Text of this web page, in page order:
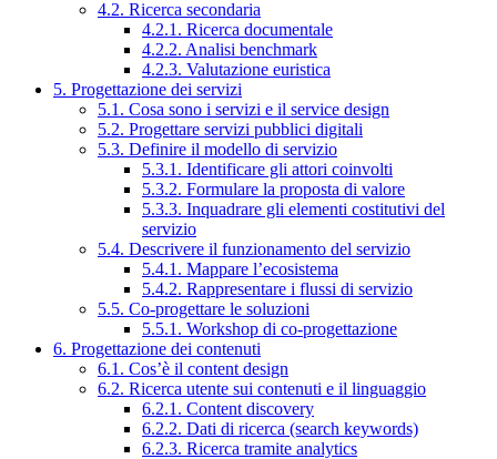
4.2. Ricerca secondaria
4.2.1. Ricerca documentale
4.2.2. Analisi benchmark
4.2.3. Valutazione euristica
5. Progettazione dei servizi
5.1. Cosa sono i servizi e il service design
5.2. Progettare servizi pubblici digitali
5.3. Definire il modello di servizio
5.3.1. Identificare gli attori coinvolti
5.3.2. Formulare la proposta di valore
5.3.3. Inquadrare gli elementi costitutivi del
servizio
5.4. Descrivere il funzionamento del servizio
5.4.1. Mappare l’ecosistema
5.4.2. Rappresentare i flussi di servizio
5.5. Co-progettare le soluzioni
5.5.1. Workshop di co-progettazione
6. Progettazione dei contenuti
6.1. Cos’è il content design
6.2. Ricerca utente sui contenuti e il linguaggio
6.2.1. Content discovery
6.2.2. Dati di ricerca (search keywords)
6.2.3. Ricerca tramite analytics